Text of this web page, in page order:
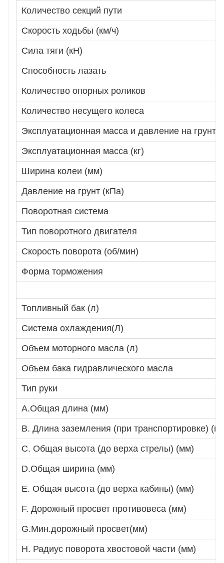
Количество секций пути
Скорость ходьбы (км/ч)
Сила тяги (кН)
Способность лазать
Количество опорных роликов
Количество несущего колеса
Эксплуатационная масса и давление на грунт
Эксплуатационная масса (кг)
Ширина колеи (мм)
Давление на грунт (кПа)
Поворотная система
Тип поворотного двигателя
Скорость поворота (об/мин)
Форма торможения
Топливный бак (л)
Система охлаждения(Л)
Объем моторного масла (л)
Объем бака гидравлического масла
Тип руки
A.Общая длина (мм)
B. Длина заземления (при транспортировке)
C. Общая высота (до верха стрелы) (мм)
D.Общая ширина (мм)
E. Общая высота (до верха кабины) (мм)
F. Дорожный просвет противовеса (мм)
G.Мин.дорожный просвет(мм)
H. Радиус поворота хвостовой части (мм)